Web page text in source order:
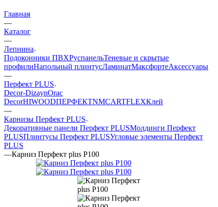
Главная
—
Каталог
—
Лепнина
Подоконники ПВХРуспанельТеневые и скрытые
профилиНапольный плинтусЛаминатМаксфортеАксессуары
—
Перфект PLUS
Decor-DizaynOrac
DecorHIWOODПЕРФЕКТNMCARTFLEXКлей
—
Карнизы Перфект PLUS
Декоративные панели Перфект PLUSМолдинги Перфект
PLUSПлинтусы Перфект PLUSУгловые элементы Перфект
PLUS
—Карниз Перфект plus P100